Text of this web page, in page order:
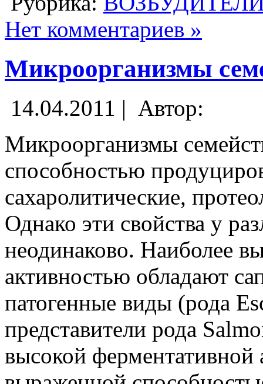
Нет комментариев »
Микроорганизмы
14.04.2011 | Автор:
Микроорганизмы
способностью
сахаролитические,
Однако эти свойства у
неодинаково. Наиболее
активностью обладают
патогенные виды (рода
представители рода
высокой